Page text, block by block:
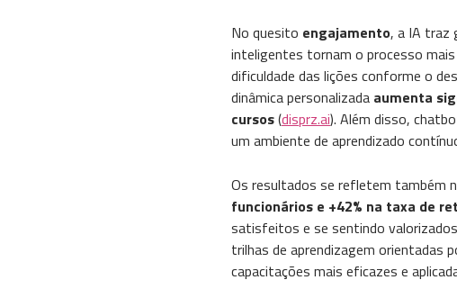
No quesito engajamento, a IA traz
inteligentes tornam o processo
dificuldade das lições conforme o
dinâmica personalizada aumenta
cursos​ (disprz.ai). Além disso,
um ambiente de aprendizado
Os resultados se refletem também
funcionários e +42% na taxa de
satisfeitos e se sentindo
trilhas de aprendizagem orientadas
capacitações mais eficazes e